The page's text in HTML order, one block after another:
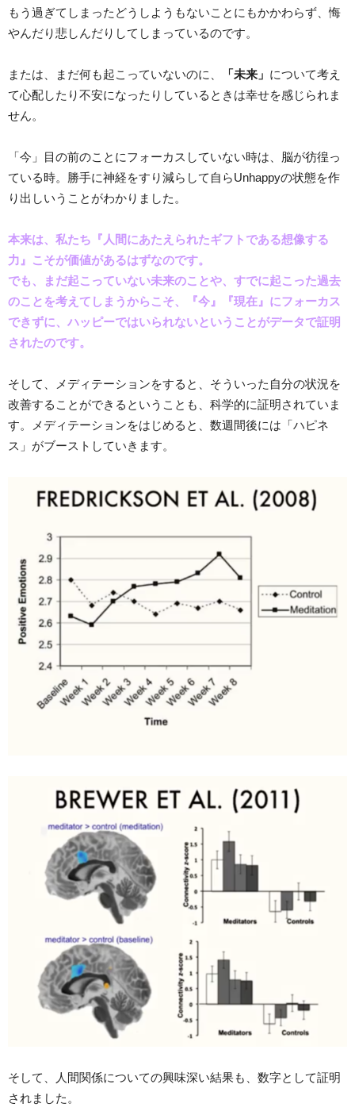
もう過ぎてしまったどうしようもないことにもかかわらず、悔
やんだり悲しんだりしてしまっているのです。
または、まだ何も起こっていないのに、 「未来」 について考え
て心配したり不安になったりしているときは幸せを感じられま
せん。
「今」目の前のことにフォーカスしていない時は、脳が彷徨っ
ている時。勝手に神経をすり減らして自らUnhappyの状態を作
り出しいうことがわかりました。
本来は、私たち『人間にあたえられたギフトである想像する
力』こそが価値があるはずなのです。
でも、まだ起こっていない未来のことや、すでに起こった過去
のことを考えてしまうからこそ、
『今』『現在』にフォーカス
できずに、 ハッピーではいられないということがデータで証明
されたのです。
そして、メディテーションをすると、そういった自分の状況を
改善することができるということも、科学的に証明されていま
す。メディテーションをはじめると、数週間後には「ハピネ
ス」がブーストしていきます。
そして、人間関係についての興味深い結果も、数字として証明
されました。